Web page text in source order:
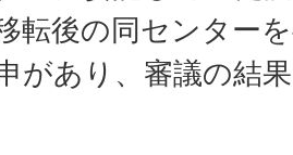
転後の同センター
があり、審議の結